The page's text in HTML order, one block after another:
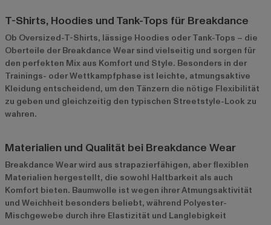
T-Shirts, Hoodies und Tank-Tops für Breakdance
Ob Oversized-T-Shirts, lässige Hoodies oder Tank-Tops – die
Oberteile der Breakdance Wear sind vielseitig und sorgen für
den perfekten Mix aus Komfort und Style. Besonders in der
Trainings- oder Wettkampfphase ist leichte, atmungsaktive
Kleidung entscheidend, um den Tänzern die nötige Flexibilität
zu geben und gleichzeitig den typischen Streetstyle-Look zu
wahren.
Materialien und Qualität bei Breakdance Wear
Breakdance Wear wird aus strapazierfähigen, aber flexiblen
Materialien hergestellt, die sowohl Haltbarkeit als auch
Komfort bieten. Baumwolle ist wegen ihrer Atmungsaktivität
und Weichheit besonders beliebt, während Polyester-
Mischgewebe durch ihre Elastizität und Langlebigkeit